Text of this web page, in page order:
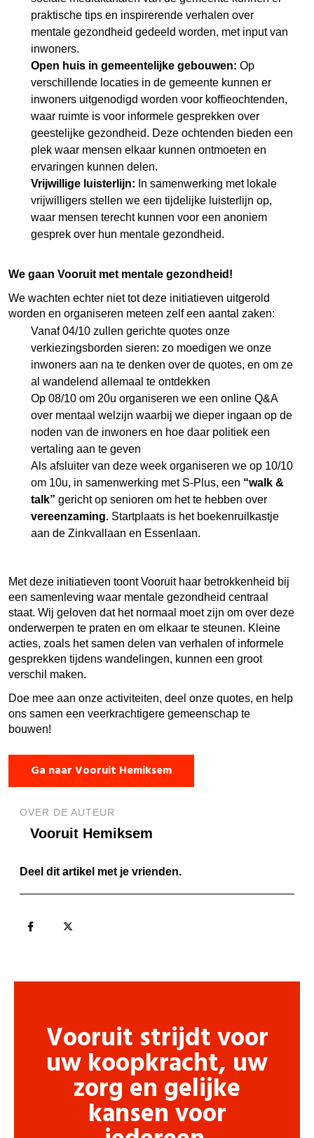
praktische tips en inspirerende verhalen over
mentale gezondheid gedeeld worden, met input van
inwoners.
Open huis in gemeentelijke gebouwen: Op
verschillende locaties in de gemeente kunnen er
inwoners uitgenodigd worden voor koffieochtenden,
waar ruimte is voor informele gesprekken over
geestelijke gezondheid. Deze ochtenden bieden een
plek waar mensen elkaar kunnen ontmoeten en
ervaringen kunnen delen.
Vrijwillige luisterlijn: In samenwerking met lokale
vrijwilligers stellen we een tijdelijke luisterlijn op,
waar mensen terecht kunnen voor een anoniem
gesprek over hun mentale gezondheid.
We gaan Vooruit met mentale gezondheid!
We wachten echter niet tot deze initiatieven uitgerold
worden en organiseren meteen zelf een aantal zaken:
Vanaf 04/10 zullen gerichte quotes onze
verkiezingsborden sieren: zo moedigen we onze
inwoners aan na te denken over de quotes, en om ze
al wandelend allemaal te ontdekken
Op 08/10 om 20u organiseren we een online Q&A
over mentaal welzijn waarbij we dieper ingaan op de
noden van de inwoners en hoe daar politiek een
vertaling aan te geven
Als afsluiter van deze week organiseren we op 10/10
om 10u, in samenwerking met S-Plus, een “walk &
talk” gericht op senioren om het te hebben over
vereenzaming. Startplaats is het boekenruilkastje
aan de Zinkvallaan en Essenlaan.
Met deze initiatieven toont Vooruit haar betrokkenheid bij
een samenleving waar mentale gezondheid centraal
staat. Wij geloven dat het normaal moet zijn om over deze
onderwerpen te praten en om elkaar te steunen. Kleine
acties, zoals het samen delen van verhalen of informele
gesprekken tijdens wandelingen, kunnen een groot
verschil maken.
Doe mee aan onze activiteiten, deel onze quotes, en help
ons samen een veerkrachtigere gemeenschap te
bouwen!
Ga naar Vooruit Hemiksem
OVER DE AUTEUR
Vooruit Hemiksem
Deel dit artikel met je vrienden.
Vooruit strijdt voor
uw koopkracht, uw
zorg en gelijke
kansen voor